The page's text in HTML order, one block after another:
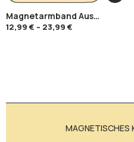
Magnetarmband Aus
Reinem Kupfer
12,99 € – 23,99 €
MAGNETISCHES